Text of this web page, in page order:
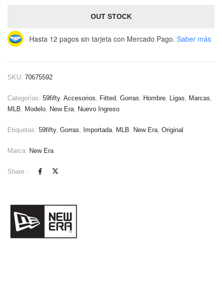
OUT STOCK
Hasta 12 pagos sin tarjeta con Mercado Pago. Saber más
SKU: 70675592
Categorías: 59fifty, Accesorios, Fitted, Gorras, Hombre, Ligas, Marcas,
MLB, Modelo, New Era, Nuevo Ingreso
Etiquetas: 59fifty, Gorras, Importada, MLB, New Era, Original
Marca: New Era
Share :